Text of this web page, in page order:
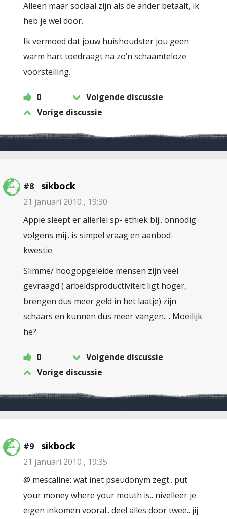
Alleen maar sociaal zijn als de ander betaalt, ik
heb je wel door.
Ik vermoed dat jouw huishoudster jou geen
warm hart toedraagt na zo’n schaamteloze
voorstelling.
0
Volgende discussie
Vorige discussie
#8 sikbock
21 januari 2010 , 19:30
Appie sleept er allerlei sp- ethiek bij.. onnodig
volgens mij.. is simpel vraag en aanbod-
kwestie.
Slimme/ hoogopgeleide mensen zijn veel
gevraagd ( arbeidsproductiviteit ligt hoger,
brengen dus meer geld in het laatje) zijn
schaars en kunnen dus meer vangen.. . Moeilijk
he?
0
Volgende discussie
Vorige discussie
#9 sikbock
21 januari 2010 , 19:35
@ mescaline: wat inet pseudonym zegt.. put
your money where your mouth is.. nivelleer je
eigen inkomen vooral.. deel alles door twee.. jij